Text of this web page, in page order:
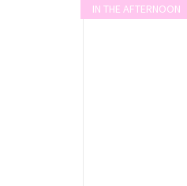
IN THE AFTERNOON